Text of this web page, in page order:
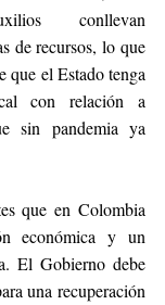
conllevan
de recursos, lo que
que el Estado tenga
con relación a
sin pandemia ya
que en Colombia
económica y un
El Gobierno debe
una recuperación